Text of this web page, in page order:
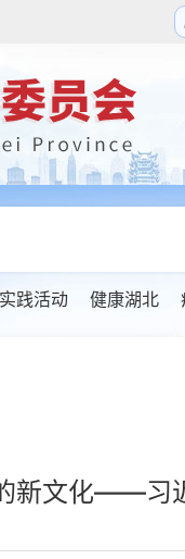
实践活动 健康湖北
新文化——习